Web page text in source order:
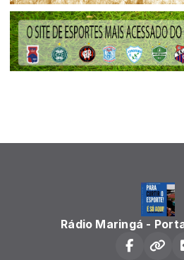
Rádio Maringá -